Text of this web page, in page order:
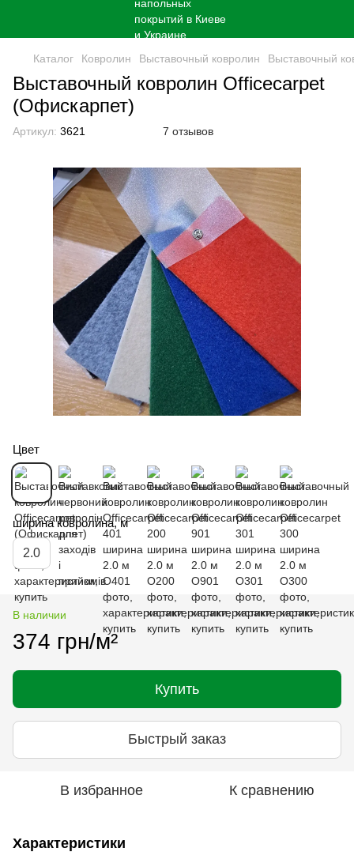
Каталог Кoврoлин Выставочный ковролин Выставочный
Выставочный ковролин Officecarpet
(Офискарпет)
Артикул: 3621 7 отзывов
Цвет
ширина ковролина, м
2.0
В наличии
374 грн/м²
Купить
Быстрый заказ
В избранное К сравнению
Характеристики